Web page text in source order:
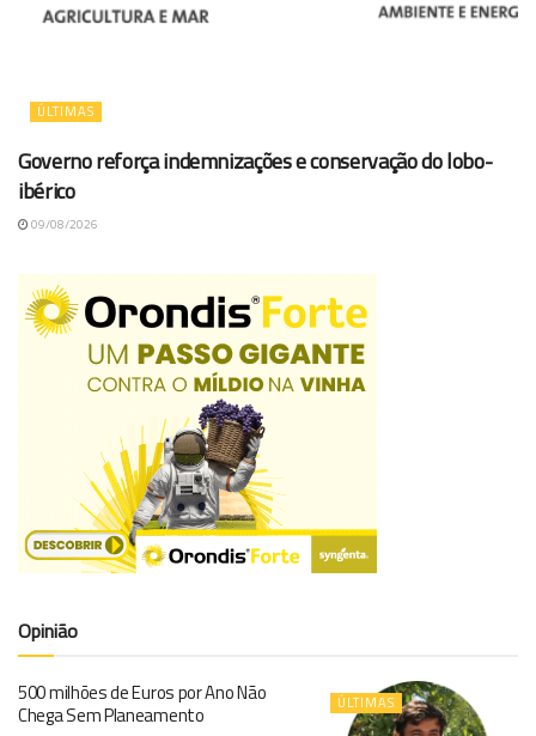
ÚLTIMAS
Governo reforça indemnizações e conservação do lobo-
ibérico
09/08/2026
Opinião
ÚLTIMAS
500 milhões de Euros por Ano Não
Chega Sem Planeamento